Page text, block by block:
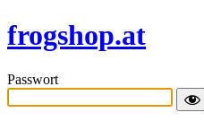
frogshop.at
Passwort